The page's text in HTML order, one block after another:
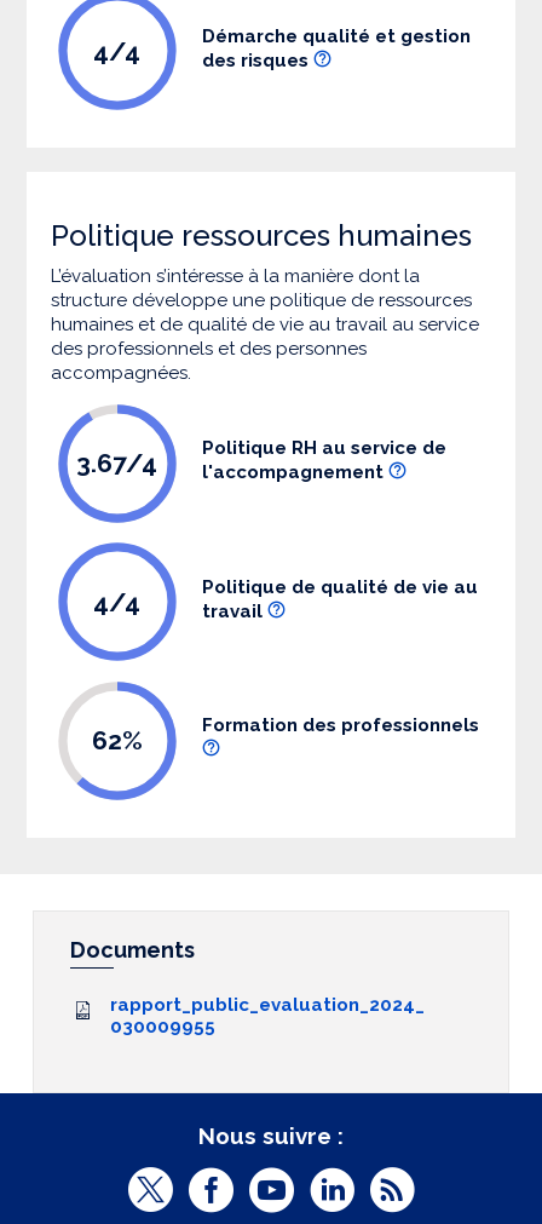
4/4
Démarche qualité et gestion
des risques
Politique ressources humaines
L’évaluation s’intéresse à la manière dont la
structure développe une politique de ressources
humaines et de qualité de vie au travail au service
des professionnels et des personnes
accompagnées.
3.67/4
Politique RH au service de
l'accompagnement
4/4
Politique de qualité de vie au
travail
62% Formation des professionnels
Documents
rapport_public_evaluation_2024_
030009955
Nous suivre :
T
F
Y
L
R